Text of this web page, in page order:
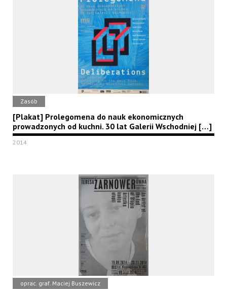
Zasób
[Plakat] Prolegomena do nauk ekonomicznych
prowadzonych od kuchni. 30 lat Galerii Wschodniej […]
2014
oprac. graf. Maciej Buszewicz